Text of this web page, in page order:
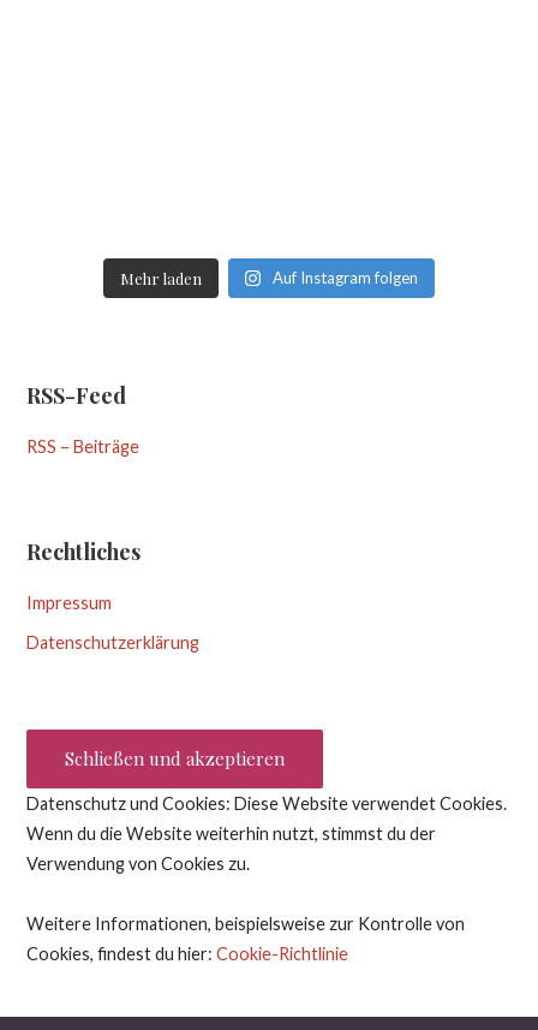
Mehr laden Auf Instagram folgen
RSS-Feed
RSS – Beiträge
Rechtliches
Impressum
Datenschutzerklärung
Datenschutz und Cookies: Diese Website verwendet Cookies.
Wenn du die Website weiterhin nutzt, stimmst du der
Verwendung von Cookies zu.
Weitere Informationen, beispielsweise zur Kontrolle von
Cookies, findest du hier:Cookie-Richtlinie